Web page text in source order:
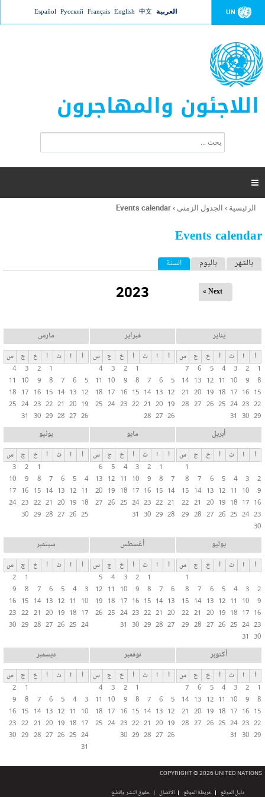
Jump to navigation UN العربية 中文
English
Français
Русский
Español
اللاجئون والمهاجرون
ت
ر
ل
ح
ب

أنت
هنا
الرئيسية › الجدول الزمني ›
Events calendar
Events calendar
ا
ب
ا
ت
ا
ل
أ
ا
س
ي
ة
بالشهر باليوم السنة (علامة التبويب النشطة)
2023 Next »
يناير
أ ا ث أ خ ج
س
1
2
3
4
5
6
7
8
9
10
11
12
13
14
15
16
17
18
19
20
21
22
23
24
25
26
27
28
29
30
31
فبراير
أ ا ث أ خ ج
س
1
2
3
4
5
6
7
8
9
10
11
12
13
14
15
16
17
18
19
20
21
22
23
24
25
26
27
28
مارس
أ ا ث أ خ ج
س
1
2
3
4
5
6
7
8
9
10
11
12
13
14
15
16
17
18
19
20
21
22
23
24
25
26
27
28
29
30
31
أبريل
أ ا ث أ خ ج
س
1
2
3
4
5
6
7
8
9
10
11
12
13
14
15
16
17
18
19
20
21
22
23
24
25
26
27
28
29
30
مايو
أ ا ث أ خ ج
س
1
2
3
4
5
6
7
8
9
10
11
12
13
14
15
16
17
18
19
20
21
22
23
24
25
26
27
28
29
30
31
يونيو
أ ا ث أ خ ج
س
1
2
3
4
5
6
7
8
9
10
11
12
13
14
15
16
17
18
19
20
21
22
23
24
25
26
27
28
29
30
يوليو
أ ا ث أ خ ج
س
1
2
3
4
5
6
7
8
9
10
11
12
13
14
15
16
17
18
19
20
21
22
23
24
25
26
27
28
29
30
31
أغسطس
أ ا ث أ خ ج
س
1
2
3
4
5
6
7
8
9
10
11
12
13
14
15
16
17
18
19
20
21
22
23
24
25
26
27
28
29
30
31
سبتمبر
أ ا ث أ خ ج
س
1
2
3
4
5
6
7
8
9
10
11
12
13
14
15
16
17
18
19
20
21
22
23
24
25
26
27
28
29
30
أكتوبر
أ ا ث أ خ ج
س
1
2
3
4
5
6
7
8
9
10
11
12
13
14
15
16
17
18
19
20
21
22
23
24
25
26
27
28
29
30
31
نوفمبر
أ ا ث أ خ ج
س
1
2
3
4
5
6
7
8
9
10
11
12
13
14
15
16
17
18
19
20
21
22
23
24
25
26
27
28
29
30
ديسمبر
أ ا ث أ خ ج
س
1
2
3
4
5
6
7
8
9
10
11
12
13
14
15
16
17
18
19
20
21
22
23
24
25
26
27
28
29
30
31
COPYRIGHT © 2026 UNITED NATIONS
دليل الموقع خريطة الموقع الاتصال حقوق النشر والطبع